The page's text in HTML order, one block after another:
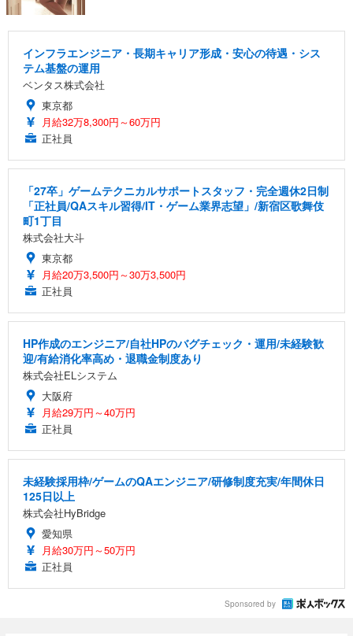
インフラエンジニア・長期キャリア形成・安心の待遇・シス
テム基盤の運用
ベンタス株式会社
東京都
月給32万8,300円～60万円
正社員
「27卒」ゲームテクニカルサポートスタッフ・完全週休2日制
「正社員/QAスキル習得/IT・ゲーム業界志望」/新宿区歌舞伎
町1丁目
株式会社大斗
東京都
月給20万3,500円～30万3,500円
正社員
HP作成のエンジニア/自社HPのバグチェック・運用/未経験歓
迎/有給消化率高め・退職金制度あり
株式会社ELシステム
大阪府
月給29万円～40万円
正社員
未経験採用枠/ゲームのQAエンジニア/研修制度充実/年間休日
125日以上
株式会社HyBridge
愛知県
月給30万円～50万円
正社員
Sponsored by